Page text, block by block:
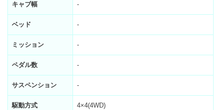
キャブ幅 -
ベッド -
ミッション -
ペダル数 -
サスペンション -
駆動方式 4×4(4WD)